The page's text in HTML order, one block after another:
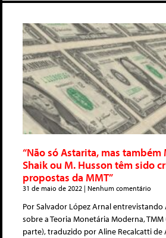
“Não só Astarita, mas também
Shaik ou M. Husson têm sido
propostas da MMT”
31 de maio de 2022 Nenhum comentário
Por Salvador López Arnal
sobre a Teoria Monetária Moderna, TMM
parte), traduzido por Aline Recalcatti de